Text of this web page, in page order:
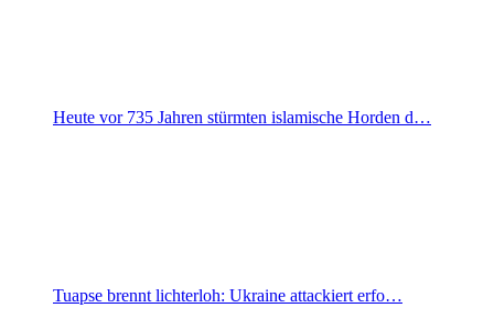
Heute vor 735 Jahren stürmten islamische Horden d…
Tuapse brennt lichterloh: Ukraine attackiert erfo…